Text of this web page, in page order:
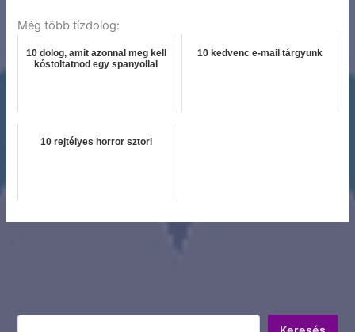
Még több tízdolog:
10 dolog, amit azonnal meg kell
kóstoltatnod egy spanyollal
10 kedvenc e-mail tárgyunk
10 rejtélyes horror sztori
Keresés